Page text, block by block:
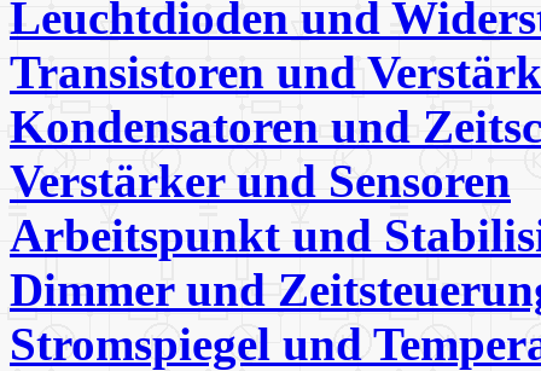
Leuchtdioden und
Transistoren und
Kondensatoren und
Verstärker und Sensoren
Arbeitspunkt und
Dimmer und
Stromspiegel und